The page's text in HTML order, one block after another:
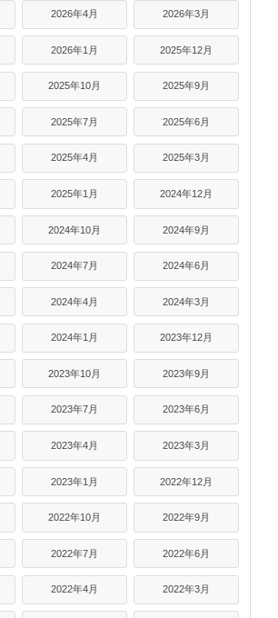
2026年4月 2026年3月
2026年1月 2025年12月
2025年10月 2025年9月
2025年7月 2025年6月
2025年4月 2025年3月
2025年1月 2024年12月
2024年10月 2024年9月
2024年7月 2024年6月
2024年4月 2024年3月
2024年1月 2023年12月
2023年10月 2023年9月
2023年7月 2023年6月
2023年4月 2023年3月
2023年1月 2022年12月
2022年10月 2022年9月
2022年7月 2022年6月
2022年4月 2022年3月